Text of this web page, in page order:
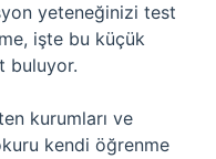
yeteneğinizi test
işte bu küçük
buluyor.
kurumları ve
kendi öğrenme